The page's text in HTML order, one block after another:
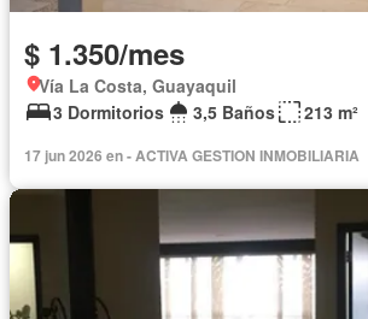
$ 1.350/mes
Vía La Costa, Guayaquil
3 Dormitorios
3,5 Baños 213 m²
17 jun 2026 en - ACTIVA GESTION INMOBILIARIA